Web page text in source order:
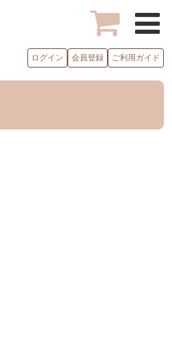
ログイン 会員登録 ご利用ガイド